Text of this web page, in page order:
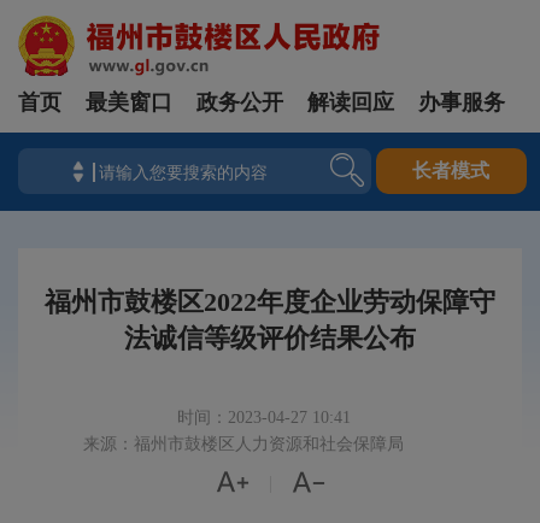
首页 最美窗口 政务公开 解读回应 办事服务
长者模式
福州市鼓楼区2022年度企业劳动保障守
法诚信等级评价结果公布
时间：2023-04-27 10:41
来源：福州市鼓楼区人力资源和社会保障局
 